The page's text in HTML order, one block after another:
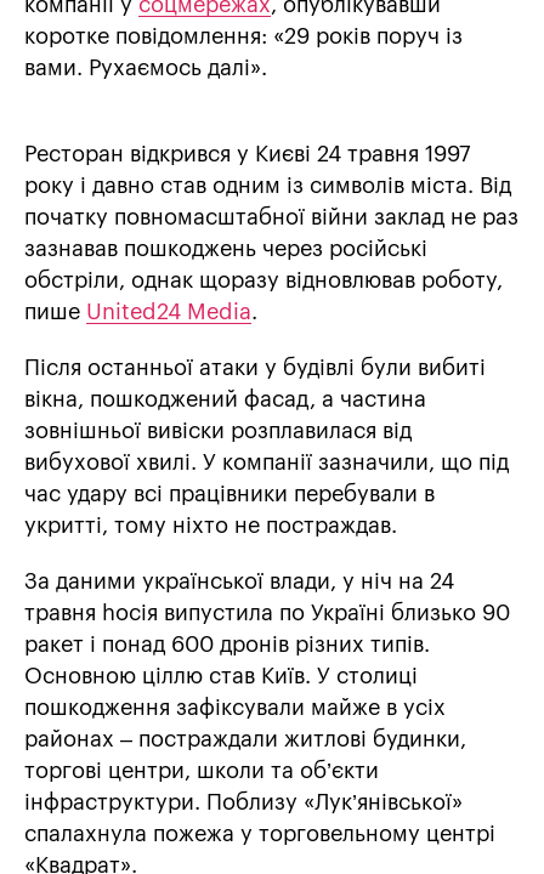
компанії у соцмережах, опублікувавши
коротке повідомлення: «29 років поруч із
вами. Рухаємось далі».
Ресторан відкрився у Києві 24 травня 1997
року і давно став одним із символів міста. Від
початку повномасштабної війни заклад не раз
зазнавав пошкоджень через російські
обстріли, однак щоразу відновлював роботу,
пише United24 Media.
Після останньої атаки у будівлі були вибиті
вікна, пошкоджений фасад, а частина
зовнішньої вивіски розплавилася від
вибухової хвилі. У компанії зазначили, що під
час удару всі працівники перебували в
укритті, тому ніхто не постраждав.
За даними української влади, у ніч на 24
травня hосія випустила по Україні близько 90
ракет і понад 600 дронів різних типів.
Основною ціллю став Київ. У столиці
пошкодження зафіксували майже в усіх
районах – постраждали житлові будинки,
торгові центри, школи та об’єкти
інфраструктури. Поблизу «Лук’янівської»
спалахнула пожежа у торговельному центрі
«Квадрат».